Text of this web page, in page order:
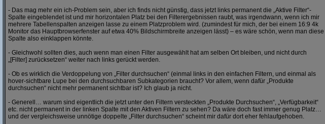
- Das mag mehr ein ich-Problem sein, aber ich finds nicht günstig, dass jetzt links permanent die „Aktive Filter“-
Spalte eingeblendet ist und mir horizontalen Platz bei den Filterergebnissen raubt, was irgendwann, wenn ich mir
mehrere Tabellenspalten anzeigen lasse zu einem Platzproblem wird. (zumindest für mich, der bei einem 16:9 4k
Monitor das Hauptbrowserfenster auf etwa 40% Bildschirmbreite anzeigen lässt) – es wäre schön, wenn man diese
Spalte also einklappen könnte.
- Gleichwohl sollten dies, auch wenn man einen Filter ausgewählt hat am selben Ort bleiben, und nicht durch
„[Filter] zurücksetzen“ weiter nach links gerückt werden.
- Ob es wirklich die Verdoppelung von „Filter durchsuchen“ (einmal links in den einfachen Filtern, und einmal als
hover-sichtbare Lupe bei den durchsuchbaren Subkategorien braucht? Vor allem, wenn dafür „Produkte
durchsuchen“ nicht mehr permanent sichtbar ist? Ich glaub ja nicht.
- Generell… warum sind eigentlich die jetzt unter den Filtern versteckten „Produkte Durchsuchen“, „Verfügbarkeit“
etc. nicht permanent in der linken Spalte mit den Aktiven Filtern zu sehen? Da wäre doch fast immer genug Platz…
und der vergleichsweise unnötige doppelte „Filter durchsuchen“ scheint mir dafür dort eher fehlaufgehoben.